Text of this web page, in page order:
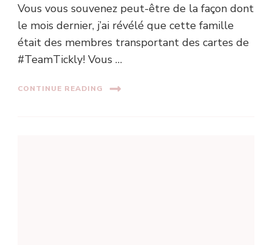
Vous vous souvenez peut-être de la façon dont
le mois dernier, j’ai révélé que cette famille
était des membres transportant des cartes de
#TeamTickly! Vous …
CONTINUE READING